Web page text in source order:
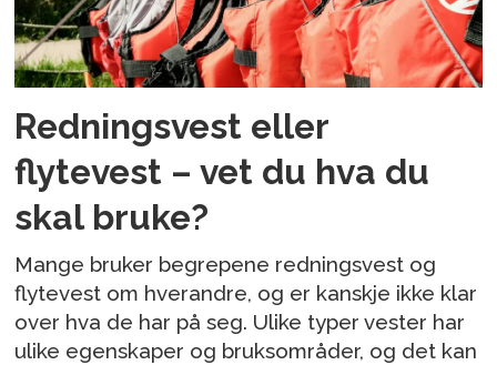
Redningsvest eller
flytevest – vet du hva du
skal bruke?
Mange bruker begrepene redningsvest og
flytevest om hverandre, og er kanskje ikke klar
over hva de har på seg. Ulike typer vester har
ulike egenskaper og bruksområder, og det kan